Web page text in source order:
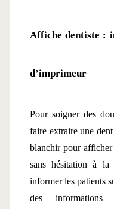
Affiche dentiste :
d’imprimeur
Pour soigner des
faire extraire une
blanchir pour
sans hésitation à
informer les patients
des